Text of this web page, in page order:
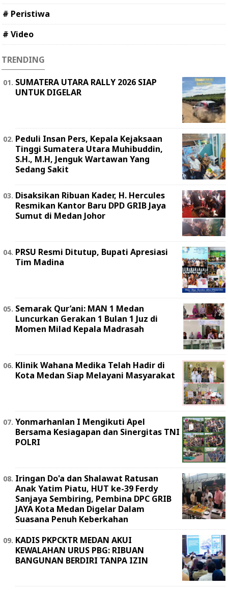
# Peristiwa
# Video
TRENDING
SUMATERA UTARA RALLY 2026 SIAP
UNTUK DIGELAR
Peduli Insan Pers, Kepala Kejaksaan
Tinggi Sumatera Utara Muhibuddin,
S.H., M.H, Jenguk Wartawan Yang
Sedang Sakit
Disaksikan Ribuan Kader, H. Hercules
Resmikan Kantor Baru DPD GRIB Jaya
Sumut di Medan Johor
PRSU Resmi Ditutup, Bupati Apresiasi
Tim Madina
Semarak Qur’ani: MAN 1 Medan
Luncurkan Gerakan 1 Bulan 1 Juz di
Momen Milad Kepala Madrasah
Klinik Wahana Medika Telah Hadir di
Kota Medan Siap Melayani Masyarakat
Yonmarhanlan I Mengikuti Apel
Bersama Kesiagapan dan Sinergitas TNI
POLRI
Iringan Do'a dan Shalawat Ratusan
Anak Yatim Piatu, HUT ke-39 Ferdy
Sanjaya Sembiring, Pembina DPC GRIB
JAYA Kota Medan Digelar Dalam
Suasana Penuh Keberkahan
KADIS PKPCKTR MEDAN AKUI
KEWALAHAN URUS PBG: RIBUAN
BANGUNAN BERDIRI TANPA IZIN